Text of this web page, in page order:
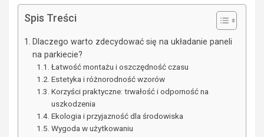
Spis Treści
Dlaczego warto zdecydować się na układanie paneli
na parkiecie?
Łatwość montażu i oszczędność czasu
Estetyka i różnorodność wzorów
Korzyści praktyczne: trwałość i odporność na
uszkodzenia
Ekologia i przyjazność dla środowiska
Wygoda w użytkowaniu